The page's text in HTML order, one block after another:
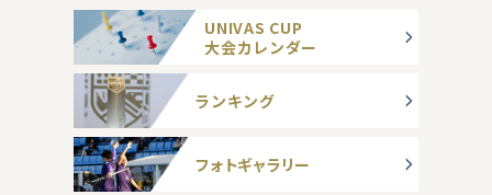
UNIVAS CUP
大会カレンダー
ランキング
フォトギャラリー